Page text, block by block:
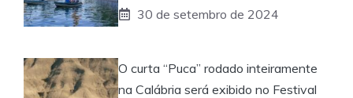
30 de setembro de 2024
O curta “Puca” rodado inteiramente
na Calábria será exibido no Festival